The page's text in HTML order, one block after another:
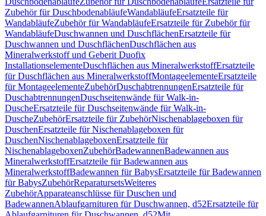
Zubehör für DuschbodenabläufeWandabläufeErsatzteile für
WandabläufeZubehör für WandabläufeErsatzteile für Zubehör für
WandabläufeDuschwannen und DuschflächenErsatzteile für
Duschwannen und DuschflächenDuschflächen aus
Mineralwerkstoff und Geberit Duofix
InstallationselementeDuschflächen aus MineralwerkstoffErsatzteile
für Duschflächen aus MineralwerkstoffMontageelementeErsatzteile
für MontageelementeZubehörDuschabtrennungenErsatzteile für
DuschabtrennungenDuschseitenwände für Walk-in-
DuscheErsatzteile für Duschseitenwände für Walk-in-
DuscheZubehörErsatzteile für ZubehörNischenablageboxen für
DuschenErsatzteile für Nischenablageboxen für
DuschenNischenablageboxenErsatzteile für
NischenablageboxenZubehörBadewannenBadewannen aus
MineralwerkstoffErsatzteile für Badewannen aus
MineralwerkstoffBadewannen für BabysErsatzteile für Badewannen
für BabysZubehörReparatursetsWeiteres
ZubehörApparateanschlüsse für Duschen und
BadewannenAblaufgarnituren für Duschwannen, d52Ersatzteile für